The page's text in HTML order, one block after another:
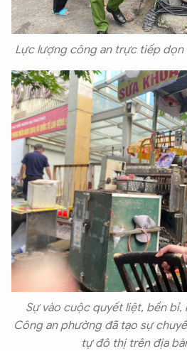
Lực lượng công an trực tiếp dọn
Sự vào cuộc quyết liệt, bền
Công an phường đã tạo sự
tự đô thị trên địa